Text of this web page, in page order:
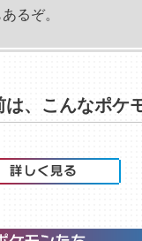
るぞ。
、こんなポケ